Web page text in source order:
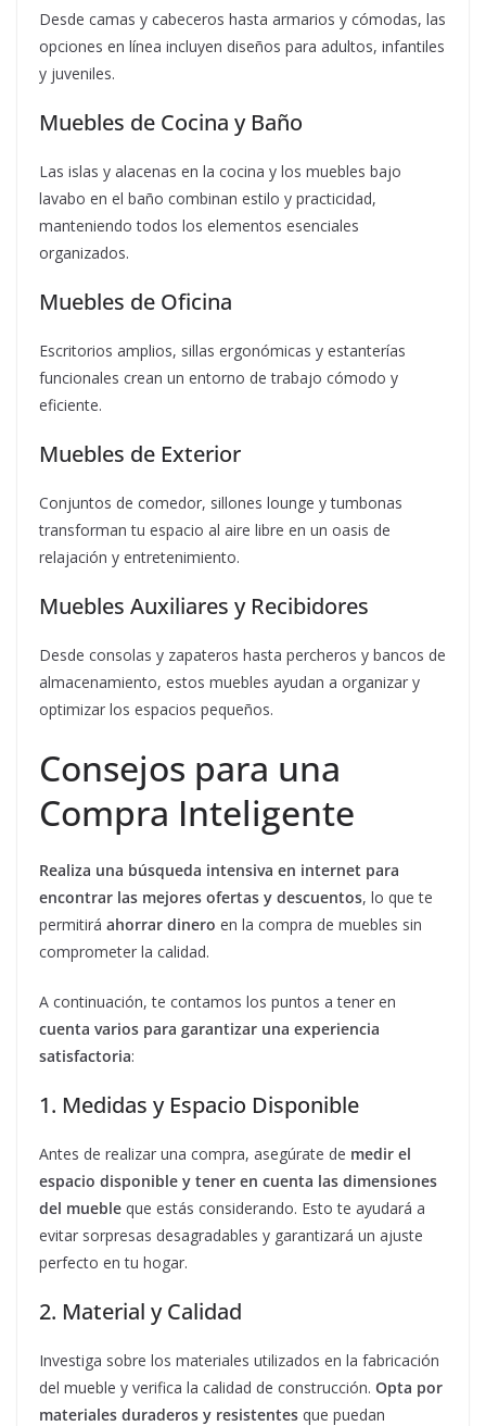
Desde camas y cabeceros hasta armarios y cómodas, las
opciones en línea incluyen diseños para adultos, infantiles
y juveniles.
Muebles de Cocina y Baño
Las islas y alacenas en la cocina y los muebles bajo
lavabo en el baño combinan estilo y practicidad,
manteniendo todos los elementos esenciales
organizados.
Muebles de Oficina
Escritorios amplios, sillas ergonómicas y estanterías
funcionales crean un entorno de trabajo cómodo y
eficiente.
Muebles de Exterior
Conjuntos de comedor, sillones lounge y tumbonas
transforman tu espacio al aire libre en un oasis de
relajación y entretenimiento.
Muebles Auxiliares y Recibidores
Desde consolas y zapateros hasta percheros y bancos de
almacenamiento, estos muebles ayudan a organizar y
optimizar los espacios pequeños.
Consejos para una
Compra Inteligente
Realiza una búsqueda intensiva en internet para
encontrar las mejores ofertas y descuentos, lo que te
permitirá ahorrar dinero en la compra de muebles sin
comprometer la calidad.
A continuación, te contamos los puntos a tener en
cuenta varios para garantizar una experiencia
satisfactoria:
1. Medidas y Espacio Disponible
Antes de realizar una compra, asegúrate de medir el
espacio disponible y tener en cuenta las dimensiones
del mueble que estás considerando. Esto te ayudará a
evitar sorpresas desagradables y garantizará un ajuste
perfecto en tu hogar.
2. Material y Calidad
Investiga sobre los materiales utilizados en la fabricación
del mueble y verifica la calidad de construcción. Opta por
materiales duraderos y resistentes que puedan